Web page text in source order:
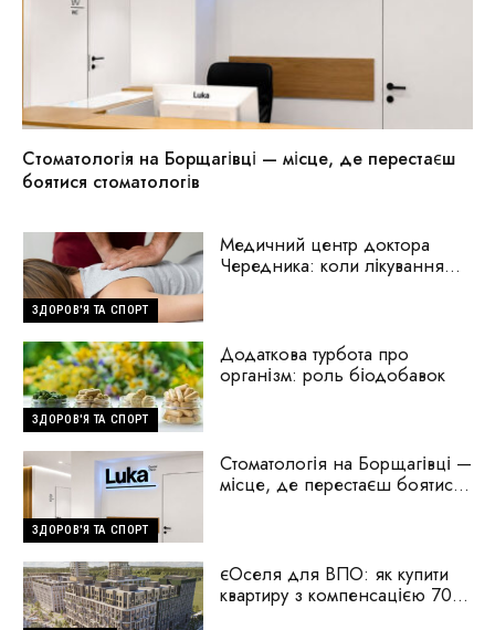
Стоматологія на Борщагівці — місце, де перестаєш
боятися стоматологів
ЗДОРОВ'Я ТА СПОРТ
Медичний центр доктора
Чередника: коли лікування
ЗДОРОВ'Я ТА СПОРТ
Додаткова турбота про
організм: роль біодобавок
ЗДОРОВ'Я ТА СПОРТ
Стоматологія на Борщагівці —
місце, де перестаєш боятися
єОселя для ВПО: як купити
квартиру з компенсацією 70%